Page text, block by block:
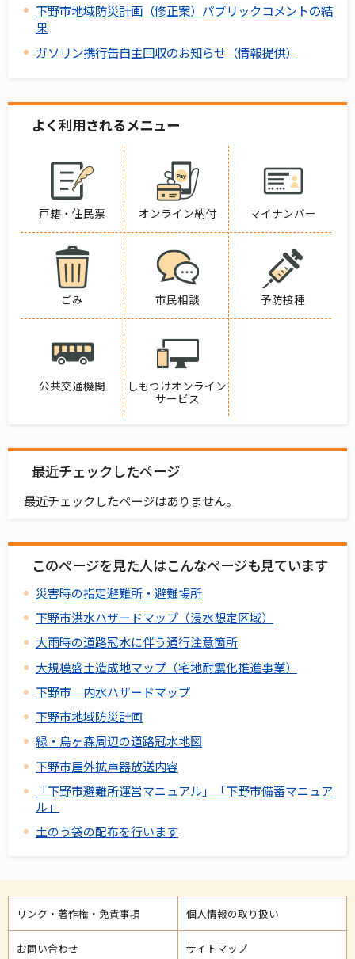
下野市地域防災計画（修正案）パブリックコメントの結
果
ガソリン携行缶自主回収のお知らせ（情報提供）
よく利用されるメニュー
戸籍・住民票 オンライン納付 マイナンバー
ごみ 市民相談 予防接種
公共交通機関
しもつけオンライン
サービス
最近チェックしたページ
最近チェックしたページはありません。
このページを見た人はこんなページも見ています
災害時の指定避難所・避難場所
下野市洪水ハザードマップ（浸水想定区域）
大雨時の道路冠水に伴う通行注意箇所
大規模盛土造成地マップ（宅地耐震化推進事業）
下野市 内水ハザードマップ
下野市地域防災計画
緑・烏ヶ森周辺の道路冠水地図
下野市屋外拡声器放送内容
「下野市避難所運営マニュアル」「下野市備蓄マニュア
ル」
土のう袋の配布を行います
リンク・著作権・免責事項 個人情報の取り扱い
お問い合わせ サイトマップ